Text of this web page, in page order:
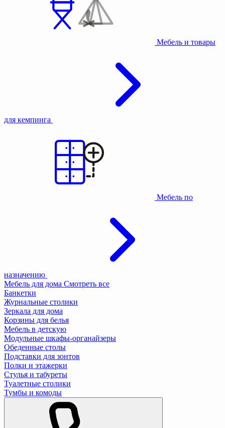
Мебель и товары
для кемпинга
Мебель по
назначению
Мебель для дома Смотреть все
Банкетки
Журнальные столики
Зеркала для дома
Корзины для белья
Мебель в детскую
Модульные шкафы-органайзеры
Обеденные столы
Подставки для зонтов
Полки и этажерки
Стулья и табуреты
Туалетные столики
Тумбы и комоды